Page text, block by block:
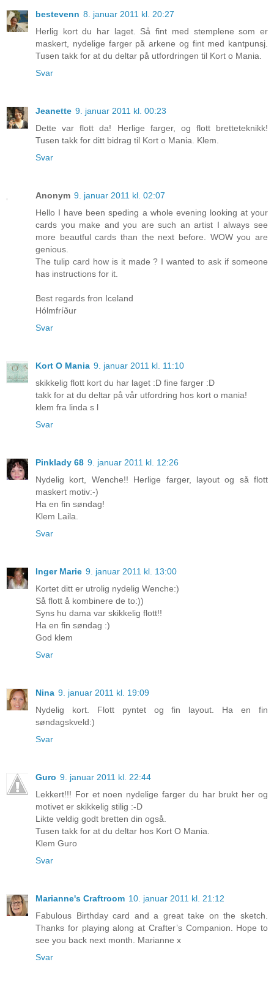
bestevenn 8. januar 2011 kl. 20:27
Herlig kort du har laget. Så fint med stemplene som er
maskert, nydelige farger på arkene og fint med kantpunsj.
Tusen takk for at du deltar på utfordringen til Kort o Mania.
Svar
Jeanette 9. januar 2011 kl. 00:23
Dette var flott da! Herlige farger, og flott bretteteknikk!
Tusen takk for ditt bidrag til Kort o Mania. Klem.
Svar
Anonym 9. januar 2011 kl. 02:07
Hello I have been speding a whole evening looking at your
cards you make and you are such an artist I always see
more beautful cards than the next before. WOW you are
genious.
The tulip card how is it made ? I wanted to ask if someone
has instructions for it.
Best regards fron Iceland
Hólmfríður
Svar
Kort O Mania 9. januar 2011 kl. 11:10
skikkelig flott kort du har laget :D fine farger :D
takk for at du deltar på vår utfordring hos kort o mania!
klem fra linda s l
Svar
Pinklady 68 9. januar 2011 kl. 12:26
Nydelig kort, Wenche!! Herlige farger, layout og så flott
maskert motiv:-)
Ha en fin søndag!
Klem Laila.
Svar
Inger Marie 9. januar 2011 kl. 13:00
Kortet ditt er utrolig nydelig Wenche:)
Så flott å kombinere de to:))
Syns hu dama var skikkelig flott!!
Ha en fin søndag :)
God klem
Svar
Nina 9. januar 2011 kl. 19:09
Nydelig kort. Flott pyntet og fin layout. Ha en fin
søndagskveld:)
Svar
Guro 9. januar 2011 kl. 22:44
Lekkert!!! For et noen nydelige farger du har brukt her og
motivet er skikkelig stilig :-D
Likte veldig godt bretten din også.
Tusen takk for at du deltar hos Kort O Mania.
Klem Guro
Svar
Marianne's Craftroom 10. januar 2011 kl. 21:12
Fabulous Birthday card and a great take on the sketch.
Thanks for playing along at Crafter’s Companion. Hope to
see you back next month. Marianne x
Svar